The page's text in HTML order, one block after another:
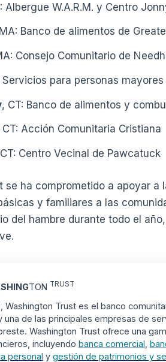
Albergue W.A.R.M. y Centro
MA: Banco de alimentos de
Consejo Comunitario de
Servicios para personas mayores
, CT: Banco de alimentos y
CT: Acción Comunitaria Cristiana
Centro Vecinal de Pawcatuck
se ha comprometido a apoyar
y familiares a las
del hambre durante todo el
TON TRUST
Washington Trust es el banco
una de las principales empresas de
Washington Trust ofrece una
incluyendo banca comercial
personal y gestión de patrimonios y